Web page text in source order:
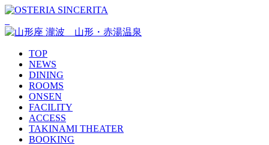
TOP
NEWS
DINING
ROOMS
ONSEN
FACILITY
ACCESS
TAKINAMI THEATER
BOOKING